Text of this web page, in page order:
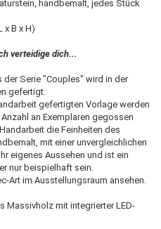
handbemalt, jedes Stück
x B x H)
verteidige dich...
Serie "Couples" wird in der
gefertigt.
gefertigten Vorlage werden
an Exemplaren gegossen
die Feinheiten des
mit einer unvergleichlichen
eigenes Aussehen und ist ein
nur beispielhaft sein.
Art im Ausstellungsraum ansehen.
Massivholz mit integrierter LED-